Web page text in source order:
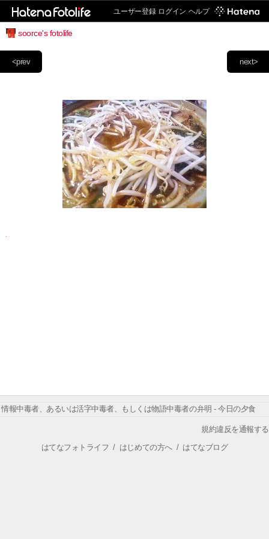
ユーザー登録 ログイン ヘルプ
soorce's fotolife
next>
<prev
情報中毒者、あるいは活字中毒者、もしくは物語中毒者の弁明 - 今日の夕食
規約違反を通報する
はてなフォトライフ / はじめての方へ/ はてなブログ